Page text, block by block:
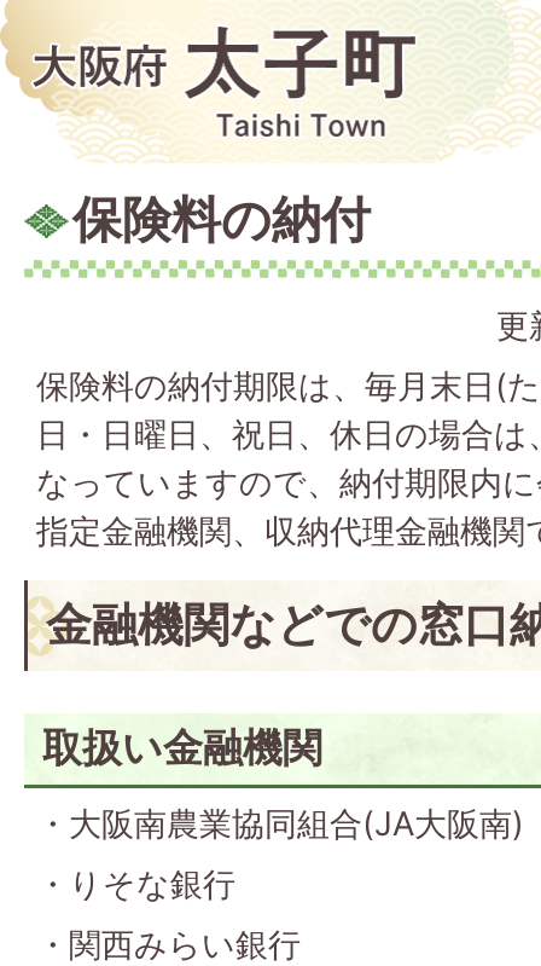
保険料の納付
更
保険料の納付期限は、毎月末日(
日・日曜日、祝日、休日の場合
なっていますので、納付期限内
指定金融機関、収納代理金融機
金融機関などでの窓口
取扱い金融機関
・大阪南農業協同組合(JA大阪南)
・りそな銀行
・関西みらい銀行